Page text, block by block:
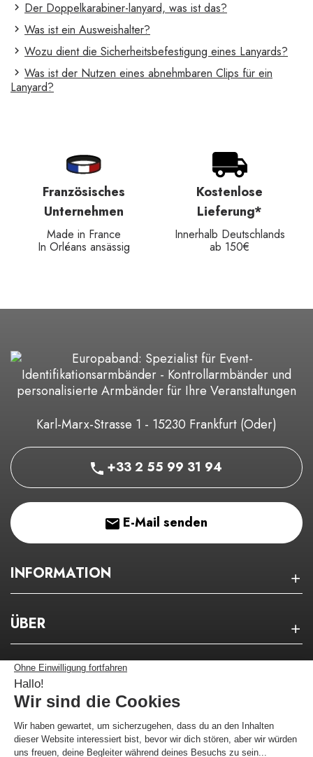
Der Doppelkarabiner-lanyard, was ist das?
Was ist ein Ausweishalter?
Wozu dient die Sicherheitsbefestigung eines Lanyards?
Was ist der Nutzen eines abnehmbaren Clips für ein
Lanyard?
Französisches
Unternehmen
Made in France
In Orléans ansässig
Kostenlose
Lieferung*
Innerhalb Deutschlands
ab 150€
Karl-Marx-Strasse 1 - 15230 Frankfurt (Oder)
+33 2 55 99 31 94
E-Mail senden
INFORMATION
ÜBER
NEWSLETTER
Bleiben Sie über unsere guten Pläne auf dem
Laufenden!